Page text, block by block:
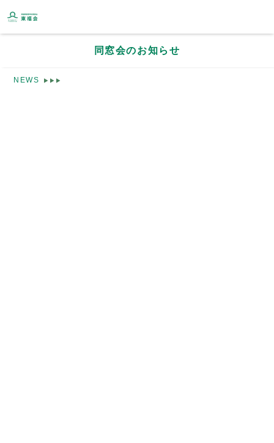
NEWS
同窓会のお知らせ